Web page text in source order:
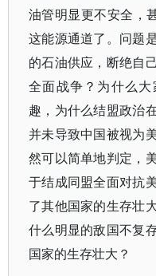
油管明显更不安全，
这能源通道了。问题
的石油供应，断绝自
全面战争？为什么
趣，为什么结盟政治
并未导致中国被视为
然可以简单地判定，
于结成同盟全面对抗
了其他国家的生存壮
什么明显的敌国不复
国家的生存壮大？